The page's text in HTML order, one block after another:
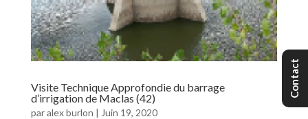
Visite Technique Approfondie du barrage
d’irrigation de Maclas (42)
paralex burlon | Juin 19, 2020
Contact